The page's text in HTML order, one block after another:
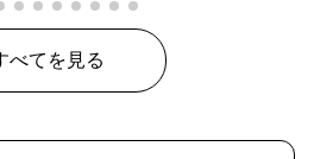
べてを見る